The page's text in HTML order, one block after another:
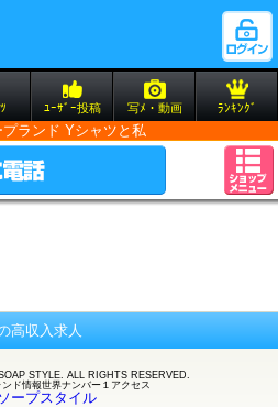
ﾕｰｻﾞｰ投稿 写ﾒ・動画 ﾗﾝｷﾝｸﾞ
ランド Yシャツと私
高収入求人
STYLE. ALL RIGHTS RESERVED.
ンド情報世界ナンバー１アクセス
ープスタイル